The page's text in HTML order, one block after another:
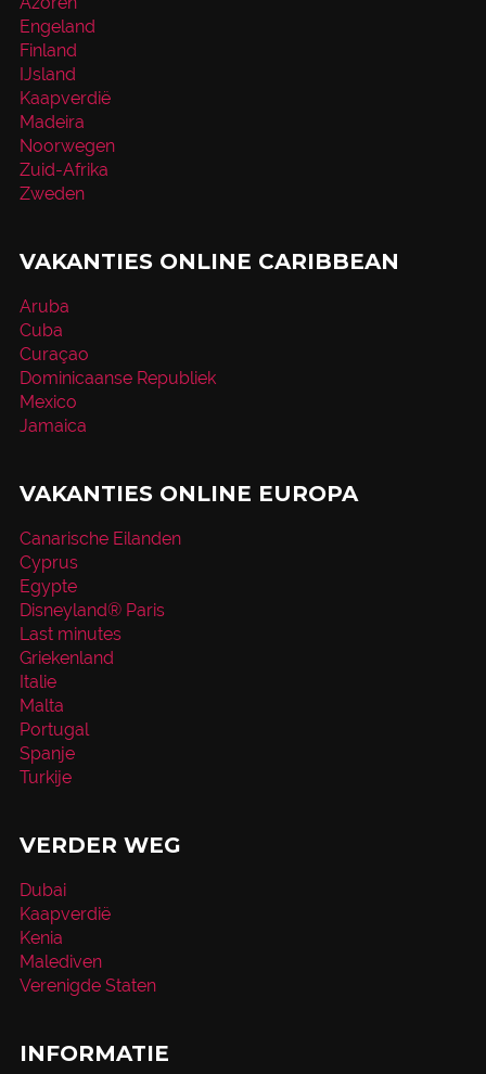
Engeland
Finland
IJsland
Kaapverdië
Madeira
Noorwegen
Zuid-Afrika
Zweden
VAKANTIES ONLINE CARIBBEAN
Aruba
Cuba
Curaçao
Dominicaanse Republiek
Mexico
Jamaica
VAKANTIES ONLINE EUROPA
Canarische Eilanden
Cyprus
Egypte
Disneyland® Paris
Last minutes
Griekenland
Italie
Malta
Portugal
Spanje
Turkije
VERDER WEG
Dubai
Kaapverdië
Kenia
Malediven
Verenigde Staten
INFORMATIE